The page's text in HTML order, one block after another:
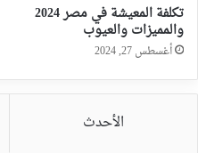
تكلفة المعيشة في مصر 2024
والمميزات والعيوب
أغسطس 27, 2024
الأحدث